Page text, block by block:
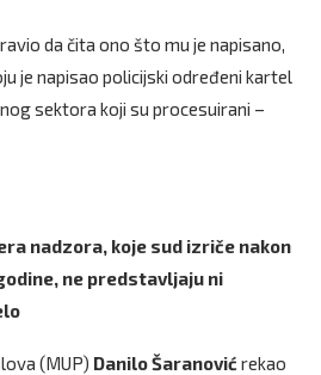
da čita ono što mu je napisano,
je napisao policijski određeni kartel
sektora koji su procesuirani –
nadzora, koje sud izriče nakon
ne predstavljaju ni
(MUP) Danilo Šaranović rekao